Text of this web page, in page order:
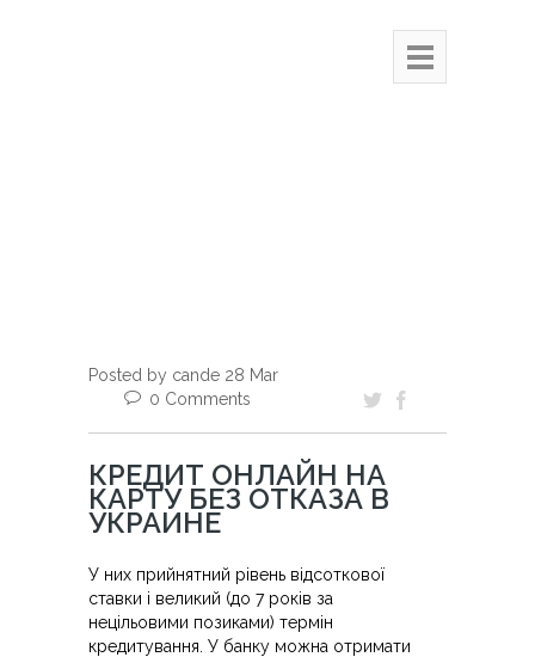
Posted by cande 28 Mar
0 Comments
КРЕДИТ ОНЛАЙН НА
КАРТУ БЕЗ ОТКАЗА В
УКРАИНЕ
У них прийнятний рівень відсоткової
ставки і великий (до 7 років за
нецільовими позиками) термін
кредитування. У банку можна отримати